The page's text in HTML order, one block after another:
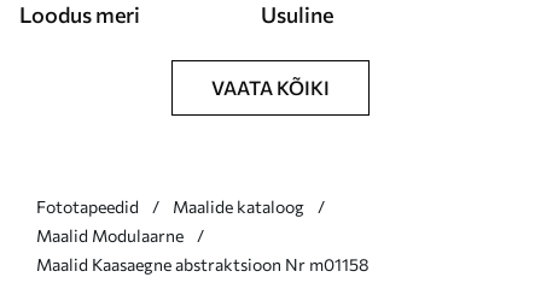
Loodus meri Usuline
VAATA KÕIKI
Fototapeedid
Maalide kataloog
Maalid Modulaarne
Maalid Kaasaegne abstraktsioon Nr m01158